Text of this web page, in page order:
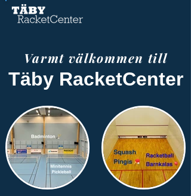
Varmt välkommen till
Täby RacketCenter